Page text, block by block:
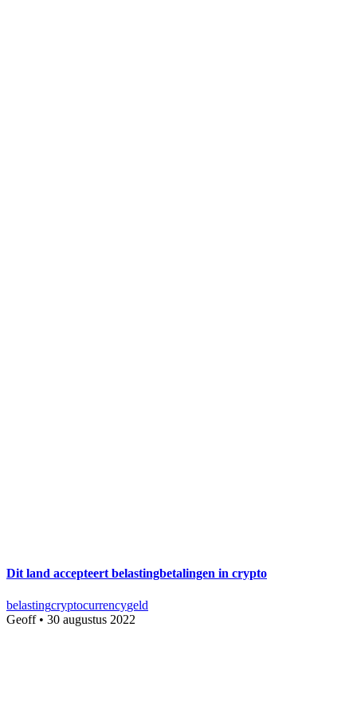
Dit land accepteert belastingbetalingen in crypto
belastingcryptocurrencygeld
Geoff• 30 augustus 2022